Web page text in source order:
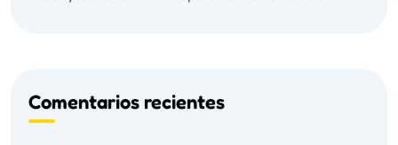
Comentarios recientes